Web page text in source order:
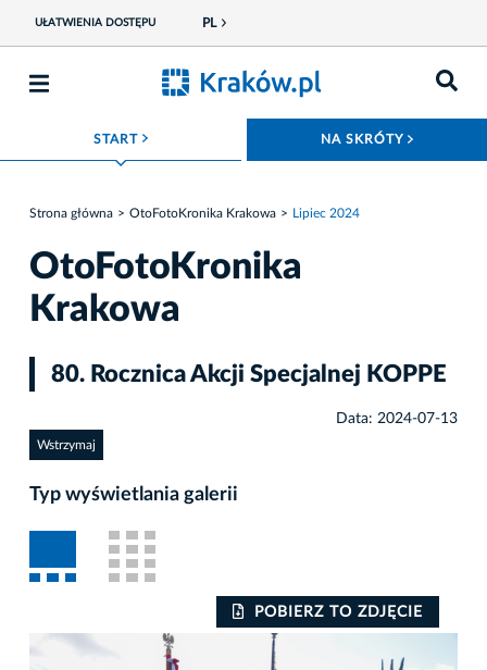
UŁATWIENIA DOSTĘPU PL
START ROZWIŃ MENU NA SKRÓTY
Strona główna OtoFotoKronika Krakowa Lipiec 2024
OtoFotoKronika
Krakowa
80. Rocznica Akcji Specjalnej KOPPE
Data: 2024-07-13
Wstrzymaj
Typ wyświetlania galerii
POBIERZ TO ZDJĘCIE